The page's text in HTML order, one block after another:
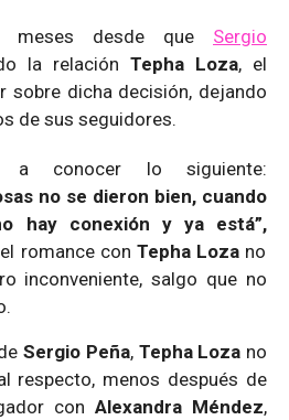
meses desde que Sergio
la relación Tepha Loza, el
sobre dicha decisión, dejando
de sus seguidores.
a conocer lo siguiente:
no se dieron bien, cuando
hay conexión y ya está”,
romance con Tepha Lozano
inconveniente, salgo que no
Sergio Peña, Tepha Loza no
respecto, menos después de
con Alexandra Méndez,